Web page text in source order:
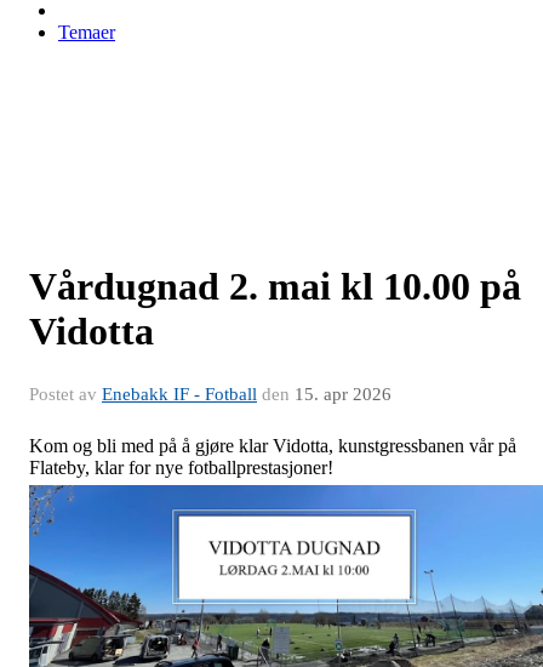
Temaer
Vårdugnad 2. mai kl 10.00 på
Vidotta
Postet av Enebakk IF - Fotball den 15. apr 2026
Kom og bli med på å gjøre klar Vidotta, kunstgressbanen vår på
Flateby, klar for nye fotballprestasjoner!